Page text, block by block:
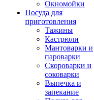
Окномойки
Посуда для
приготовления
Тажины
Кастрюли
Мантоварки и
пароварки
Скороварки и
соковарки
Выпечка и
запекание